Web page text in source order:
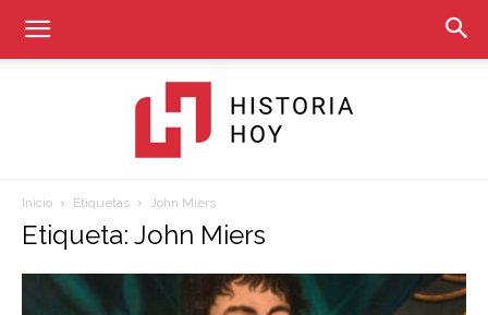
Hoy
Inicio Etiquetas John Miers
Etiqueta: John Miers